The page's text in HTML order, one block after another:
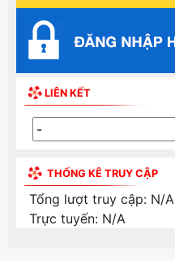
LIÊN KẾT
THỐNG KÊ TRUY CẬP
Tổng lượt truy cập: N/A
Trực tuyến: N/A